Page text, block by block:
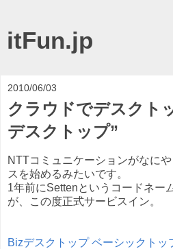
itFun.jp
2010/06/03
クラウドでデスクト
デスクトップ”
NTTコミュニケーションがなに
スを始めるみたいです。
1年前にSettenというコードネー
が、この度正式サービスイン。
Bizデスクトップ ベーシックト